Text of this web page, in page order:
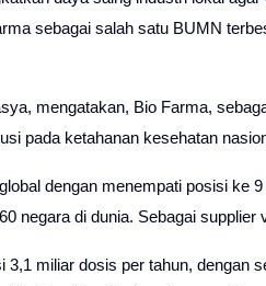
sebagai salah satu BUMN
mengatakan, Bio Farma,
pada ketahanan kesehatan
dengan menempati posisi ke
negara di dunia. Sebagai
3,1 miliar dosis per tahun,